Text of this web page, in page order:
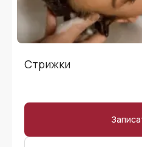
Стрижки